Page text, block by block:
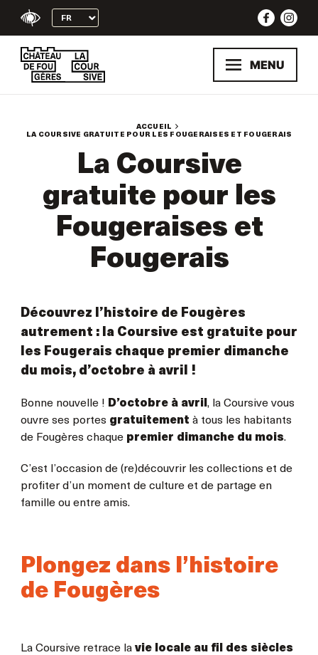
MENU
ACCUEIL
LA COURSIVE GRATUITE POUR LES FOUGERAISES ET FOUGERAIS
La Coursive
gratuite pour les
Fougeraises et
Fougerais
Découvrez l’histoire de Fougères
autrement : la Coursive est gratuite pour
les Fougerais chaque premier dimanche
du mois, d’octobre à avril !
Bonne nouvelle ! D’octobre à avril , la Coursive vous
ouvre ses portes gratuitement à tous les habitants
de Fougères chaque premier dimanche du mois.
C’est l’occasion de (re)découvrir les collections et de
profiter d’un moment de culture et de partage en
famille ou entre amis.
Plongez dans l’histoire
de Fougères
La Coursive retrace lavie locale au fil des siècles